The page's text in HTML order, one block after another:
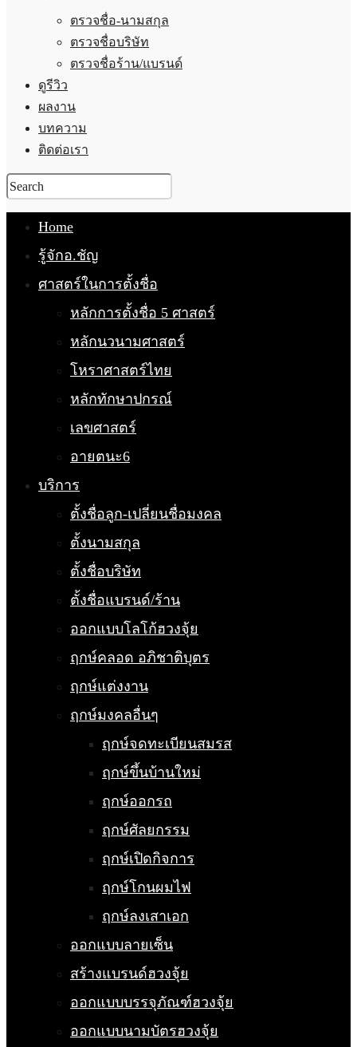
ตรวจชื่อ-นามสกุล
ตรวจชื่อบริษัท
ตรวจชื่อร้าน/แบรนด์
ดูรีวิว
ผลงาน
บทความ
ติดต่อเรา
Home
รู้จักอ.ชัญ
ศาสตร์ในการตั้งชื่อ
หลักการตั้งชื่อ 5 ศาสตร์
หลักนวนามศาสตร์
โหราศาสตร์ไทย
หลักทักษาปกรณ์
เลขศาสตร์
อายตนะ6
บริการ
ตั้งชื่อลูก-เปลี่ยนชื่อมงคล
ตั้งนามสกุล
ตั้งชื่อบริษัท
ตั้งชื่อแบรนด์/ร้าน
ออกแบบโลโก้ฮวงจุ้ย
ฤกษ์คลอด อภิชาติบุตร
ฤกษ์แต่งงาน
ฤกษ์มงคลอื่นๆ
ฤกษ์จดทะเบียนสมรส
ฤกษ์ขึ้นบ้านใหม่
ฤกษ์ออกรถ
ฤกษ์ศัลยกรรม
ฤกษ์เปิดกิจการ
ฤกษ์โกนผมไฟ
ฤกษ์ลงเสาเอก
ออกแบบลายเซ็น
สร้างแบรนด์ฮวงจุ้ย
ออกแบบบรรจุภัณฑ์ฮวงจุ้ย
ออกแบบนามบัตรฮวงจุ้ย